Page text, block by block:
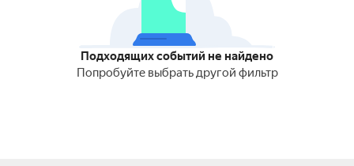
Подходящих событий не найдено
Попробуйте выбрать другой фильтр